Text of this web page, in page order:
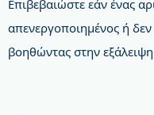
Επιβεβαιώστε εάν ένας
απενεργοποιημένος ή δεν
βοηθώντας στην